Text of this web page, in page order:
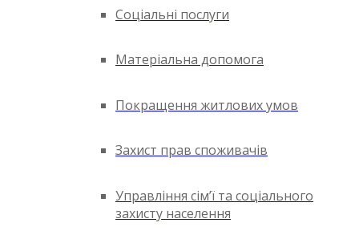
Соціальні послуги
Матеріальна допомога
Покращення житлових умов
Захист прав споживачів
Управління сім’ї та соціального
захисту населення